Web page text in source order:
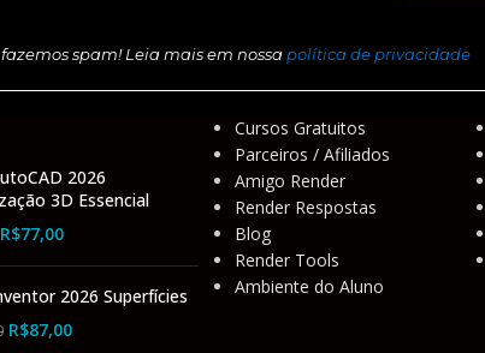
spam! Leia mais em nossa política de privacidade
2026
3D Essencial
R$77,00
2026 Superfícies
R$87,00
Cursos Gratuitos
Parceiros / Afiliados
Amigo Render
Render Respostas
Blog
Render Tools
Ambiente do Aluno